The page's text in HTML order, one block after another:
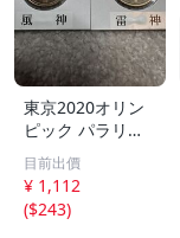
東京2020オリン
ピック パラリン
ピック記念貨幣 5
00円 風神 雷神 2
枚セット クラッ
ド貨幣 記念硬貨
目前出價
¥ 1,112
($243)